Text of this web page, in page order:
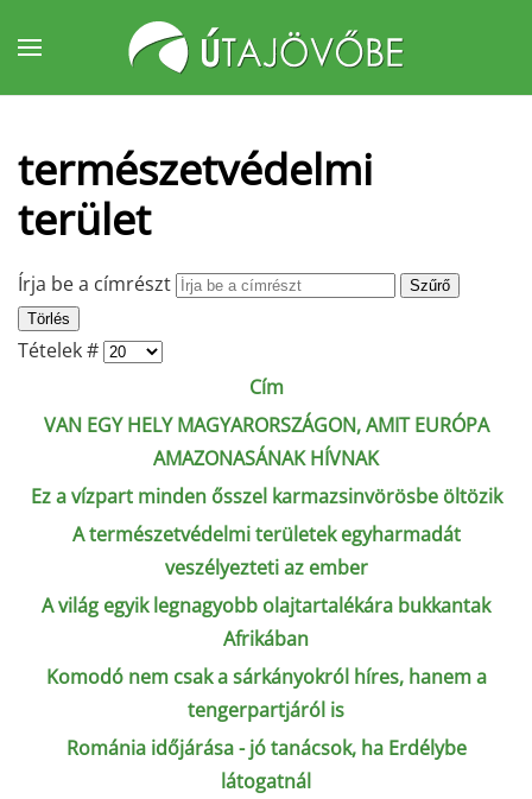
Fő tartalom átugrása
természetvédelmi
terület
Írja be a címrészt
Szűrő
Törlés
Tételek #
Cím
VAN EGY HELY MAGYARORSZÁGON, AMIT EURÓPA
AMAZONASÁNAK HÍVNAK
Ez a vízpart minden ősszel karmazsinvörösbe öltözik
A természetvédelmi területek egyharmadát
veszélyezteti az ember
A világ egyik legnagyobb olajtartalékára bukkantak
Afrikában
Komodó nem csak a sárkányokról híres, hanem a
tengerpartjáról is
Románia időjárása - jó tanácsok, ha Erdélybe
látogatnál